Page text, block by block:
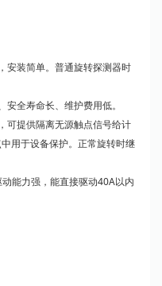
安装简单。普通旋转探测器时
全寿命长、维护费用低。
可提供隔离无源触点信号给计
用于设备保护。正常旋转时继
能力强，能直接驱动40A以内